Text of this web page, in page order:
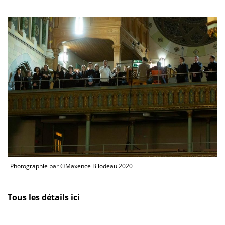
Photographie par ©Maxence Bilodeau 2020
Tous les détails ici